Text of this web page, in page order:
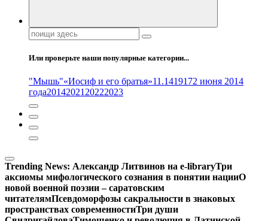
Поиск:
Или проверьте наши популярные категории...
"Мышь"«Иосиф и его братья»11.1419172 июня 2014
года20142021 20222023
Trending News: Александр Литвинов на e-libraryТри
аксиомы мифологического сознания в понятии нацииО
новой военной поэзии – саратовским
читателямПсевдоморфозы сакральности в знаковых
пространствах современностиТри души